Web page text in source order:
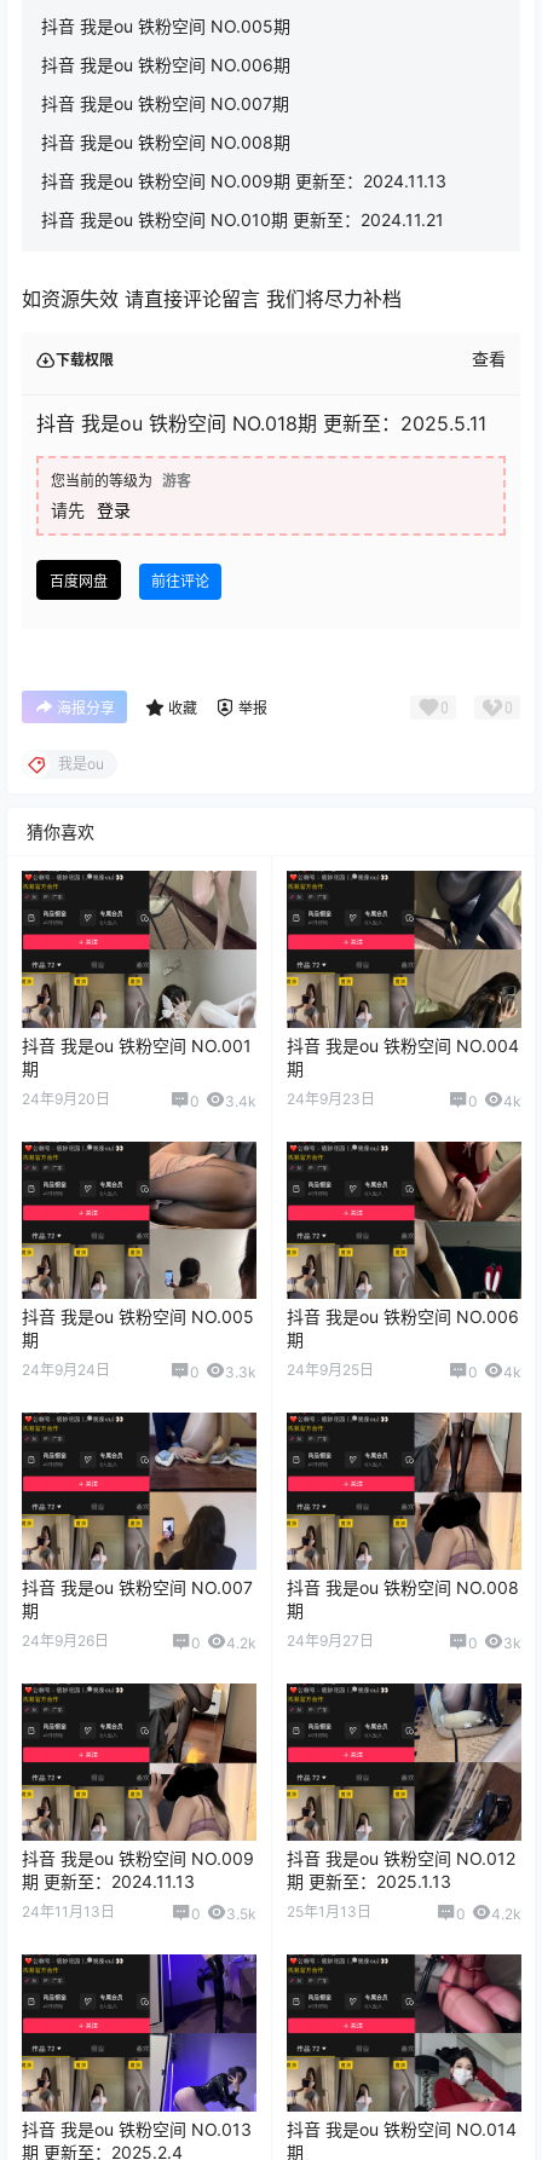
抖音 我是ou 铁粉空间 NO.005期
抖音 我是ou 铁粉空间 NO.006期
抖音 我是ou 铁粉空间 NO.007期
抖音 我是ou 铁粉空间 NO.008期
抖音 我是ou 铁粉空间 NO.009期 更新至：2024.11.13
抖音 我是ou 铁粉空间 NO.010期 更新至：2024.11.21
如资源失效 请直接评论留言 我们将尽力补档
下载权限 查看
抖音 我是ou 铁粉空间 NO.018期 更新至：2025.5.11
您当前的等级为 游客
请先 登录
百度网盘 前往评论
海报分享 收藏 举报 0 0
我是ou
猜你喜欢
抖音 我是ou 铁粉空间 NO.001
期
24年9月20日 0 3.4k
抖音 我是ou 铁粉空间 NO.004
期
24年9月23日 0 4k
抖音 我是ou 铁粉空间 NO.005
期
24年9月24日 0 3.3k
抖音 我是ou 铁粉空间 NO.006
期
24年9月25日 0 4k
抖音 我是ou 铁粉空间 NO.007
期
24年9月26日 0 4.2k
抖音 我是ou 铁粉空间 NO.008
期
24年9月27日 0 3k
抖音 我是ou 铁粉空间 NO.009
期 更新至：2024.11.13
24年11月13日 0 3.5k
抖音 我是ou 铁粉空间 NO.012
期 更新至：2025.1.13
25年1月13日 0 4.2k
抖音 我是ou 铁粉空间 NO.013
期 更新至：2025.2.4
抖音 我是ou 铁粉空间 NO.014
期